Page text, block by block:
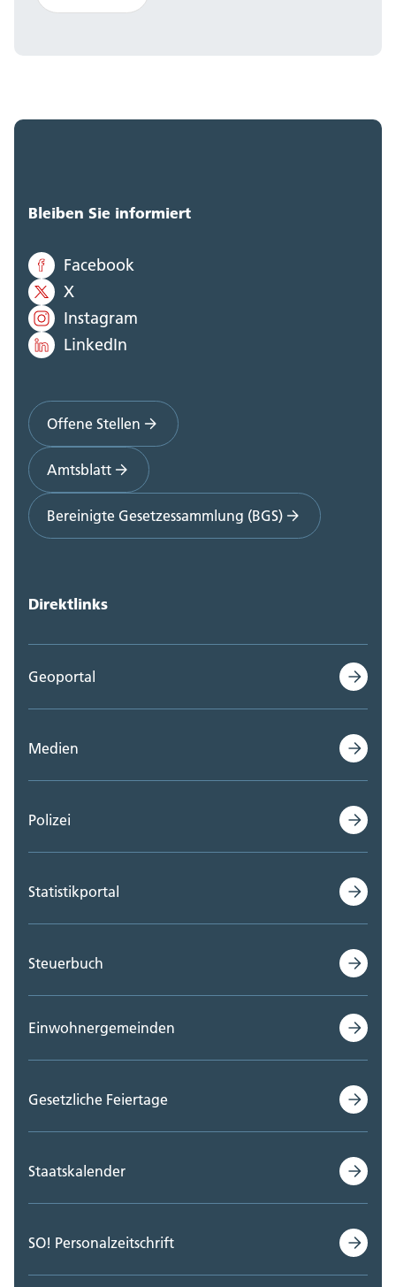
Bleiben Sie informiert
Facebook
X
Instagram
LinkedIn
Offene Stellen
Amtsblatt
Bereinigte Gesetzessammlung (BGS)
Direktlinks
Geoportal
Medien
Polizei
Statistikportal
Steuerbuch
Einwohnergemeinden
Gesetzliche Feiertage
Staatskalender
SO! Personalzeitschrift